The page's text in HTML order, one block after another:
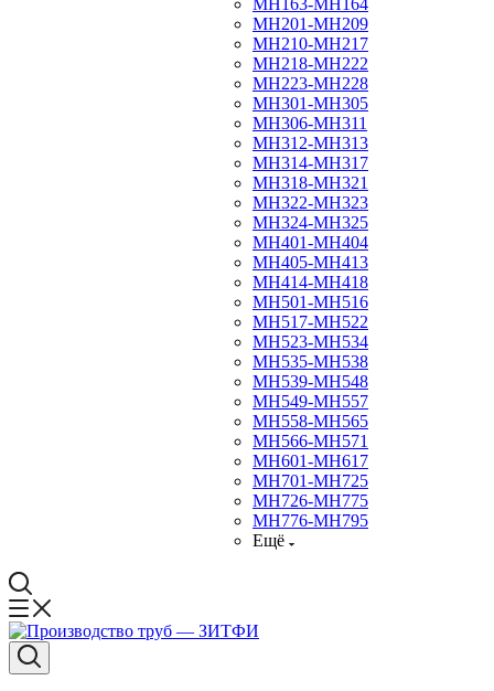
МН163-МН164
МН201-МН209
МН210-МН217
МН218-МН222
МН223-МН228
МН301-МН305
МН306-МН311
МН312-МН313
МН314-МН317
МН318-МН321
МН322-МН323
МН324-МН325
МН401-МН404
МН405-МН413
МН414-МН418
МН501-МН516
МН517-МН522
МН523-МН534
МН535-МН538
МН539-МН548
МН549-МН557
МН558-МН565
МН566-МН571
МН601-МН617
МН701-МН725
МН726-МН775
МН776-МН795
Ещё